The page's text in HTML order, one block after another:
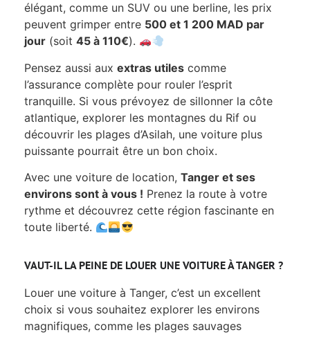
élégant, comme un SUV ou une berline, les prix
peuvent grimper entre 500 et 1 200 MAD par
jour (soit 45 à 110€).
Pensez aussi aux extras utiles comme
l’assurance complète pour rouler l’esprit
tranquille. Si vous prévoyez de sillonner la côte
atlantique, explorer les montagnes du Rif ou
découvrir les plages d’Asilah, une voiture plus
puissante pourrait être un bon choix.
Avec une voiture de location, Tanger et ses
environs sont à vous ! Prenez la route à votre
rythme et découvrez cette région fascinante en
toute liberté.
VAUT-IL LA PEINE DE LOUER UNE VOITURE À TANGER ?
Louer une voiture à Tanger, c’est un excellent
choix si vous souhaitez explorer les environs
magnifiques, comme les plages sauvages